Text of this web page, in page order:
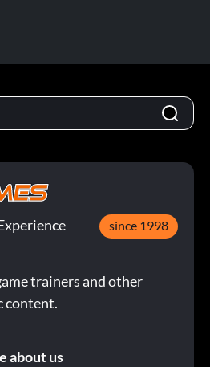
since 1998
trainers and other
content.
about us